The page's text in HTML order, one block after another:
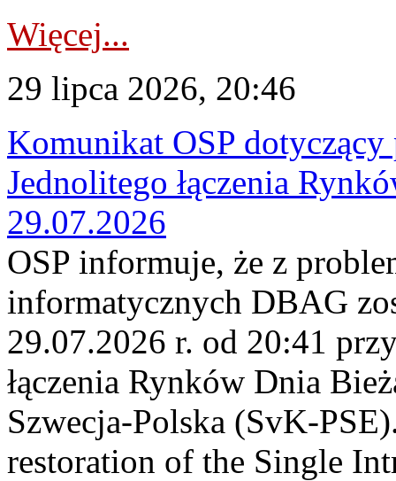
Więcej...
29 lipca 2026, 20:46
Komunikat OSP
Jednolitego łączenia
29.07.2026
OSP informuje, że z
informatycznych DBAG
29.07.2026 r. od 20:41
łączenia Rynków Dnia
Szwecja-Polska (SvK-
restoration of the Single